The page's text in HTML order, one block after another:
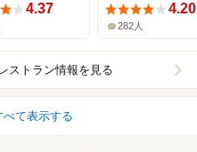
4.37 4.20
282人
ストラン情報を見る
て表示する